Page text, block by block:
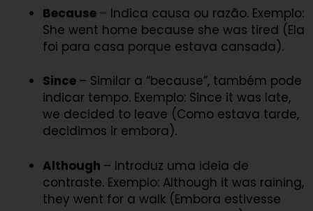
Because – Indica causa ou razão. Exemplo:
She went home because she was tired (Ela
foi para casa porque estava cansada).
Since – Similar a “because”, também pode
indicar tempo. Exemplo: Since it was late,
we decided to leave (Como estava tarde,
decidimos ir embora).
Although – Introduz uma ideia de
contraste. Exemplo: Although it was raining,
they went for a walk (Embora estivesse